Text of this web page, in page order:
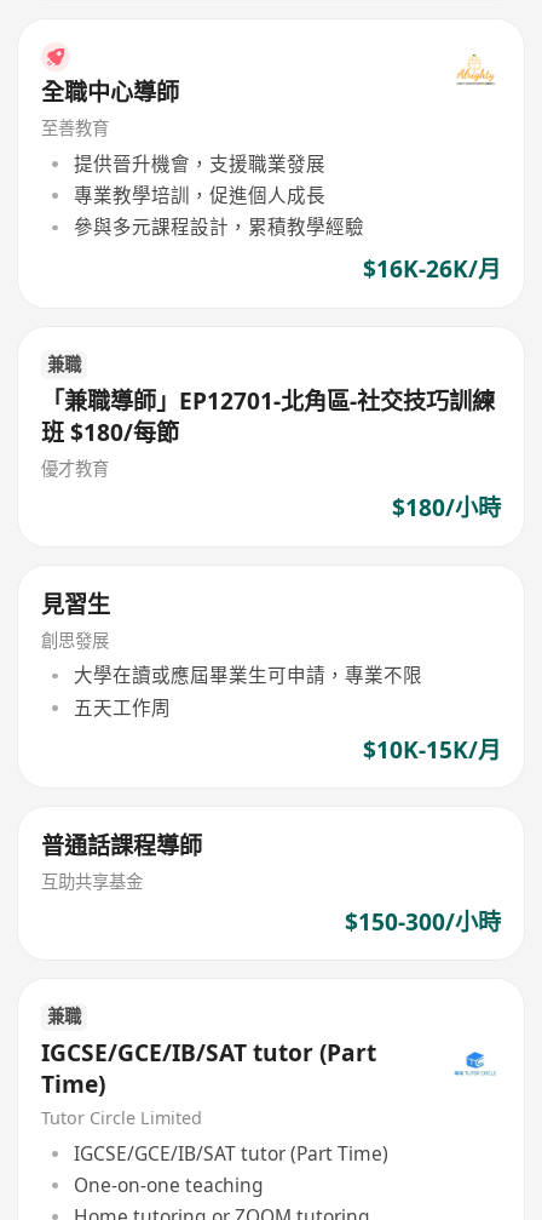
全職中心導師
至善教育
提供晉升機會，支援職業發展
專業教學培訓，促進個人成長
參與多元課程設計，累積教學經驗
$16K-26K/月
兼職
「兼職導師」EP12701-北角區-社交技巧訓練
班 $180/每節
優才教育
$180/小時
見習生
創思發展
大學在讀或應屆畢業生可申請，專業不限
五天工作周
$10K-15K/月
普通話課程導師
互助共享基金
$150-300/小時
兼職
IGCSE/GCE/IB/SAT tutor (Part
Time)
Tutor Circle Limited
IGCSE/GCE/IB/SAT tutor (Part Time)
One-on-one teaching